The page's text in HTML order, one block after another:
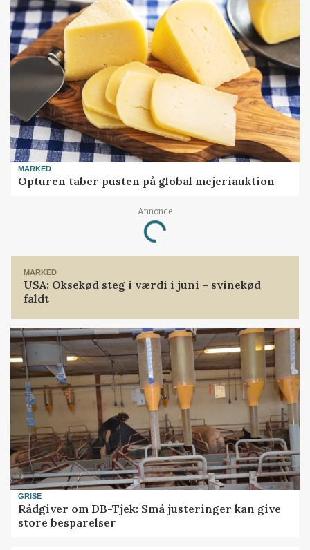
MARKED
Opturen taber pusten på global mejeriauktion
Annonce
Loading...
MARKED
USA: Oksekød steg i værdi i juni – svinekød
faldt
GRISE
Rådgiver om DB-Tjek: Små justeringer kan give
store besparelser